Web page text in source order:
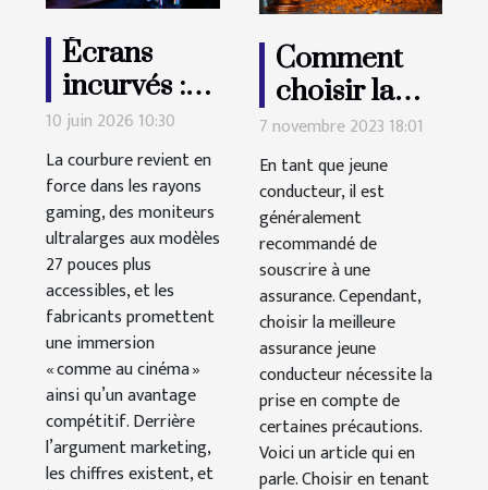
Écrans
incurvés :
simple effet
de mode ou
véritable
gain pour
les gamers ?
10 juin 2026 10:30
La courbure revient en
force dans les rayons
gaming, des moniteurs
ultralarges aux modèles
27 pouces plus
accessibles, et les
fabricants promettent
une immersion
« comme au cinéma »
ainsi qu’un avantage
compétitif. Derrière
l’argument marketing,
les chiffres existent, et
Comment
choisir la
meilleure
assurance
auto pour
jeune
conducteur ?
7 novembre 2023 18:01
En tant que jeune
conducteur, il est
généralement
recommandé de
souscrire à une
assurance. Cependant,
choisir la meilleure
assurance jeune
conducteur nécessite la
prise en compte de
certaines précautions.
Voici un article qui en
parle. Choisir en tenant